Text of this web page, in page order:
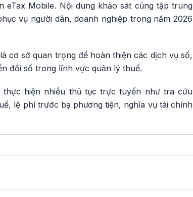
Mobile. Nội dung khảo sát cũng tập trung
vụ người dân, doanh nghiệp trong năm 2026
cơ sở quan trọng để hoàn thiện các dịch vụ số,
đổi số trong lĩnh vực quản lý thuế.
thực hiện nhiều thủ tục trực tuyến như tra cứu
lệ phí trước bạ phương tiện, nghĩa vụ tài chính